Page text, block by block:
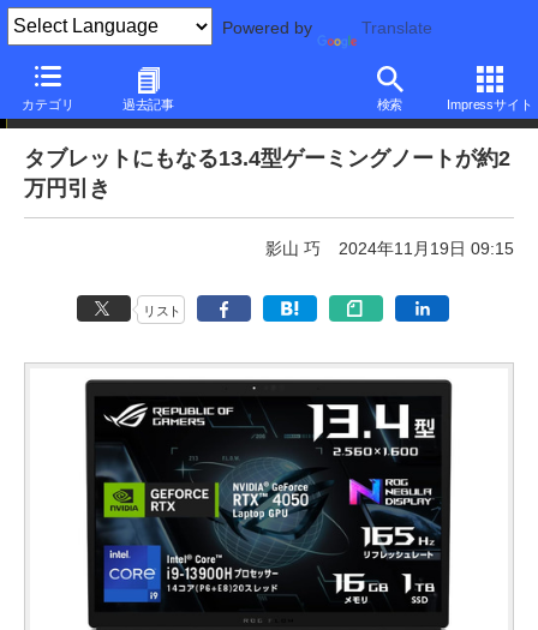
Powered by Translate
カテゴリ 過去記事 検索 Impressサイト
本日みつけたお買い得品
タブレットにもなる13.4型ゲーミングノートが約2
万円引き
影山 巧 2024年11月19日 09:15
リスト